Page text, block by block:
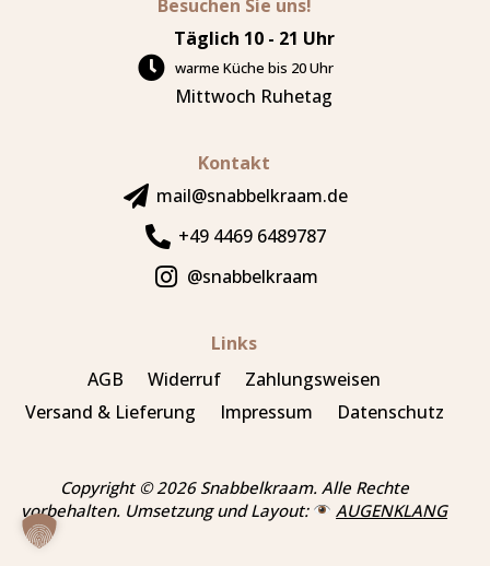
Besuchen Sie uns!
Täglich 10 - 21 Uhr
warme Küche bis 20 Uhr
Mittwoch Ruhetag
Kontakt
mail@snabbelkraam.de
+49 4469 6489787
@snabbelkraam
Links
AGB
Widerruf
Zahlungsweisen
Versand & Lieferung
Impressum Datenschutz
Copyright © 2026 Snabbelkraam. Alle Rechte
vorbehalten. Umsetzung und Layout:
AUGENKLANG